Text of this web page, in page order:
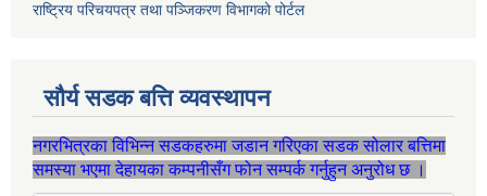
राष्ट्रिय परिचयपत्र तथा पञ्जिकरण विभागको पोर्टल
सौर्य सडक बत्ति व्यवस्थापन
नगरभित्रका विभिन्न सडकहरुमा जडान गरिएका सडक सोलार बत्तिमा
समस्या भएमा देहायका कम्पनीसँग फोन सम्पर्क गर्नुहुन अनुरोध छ ।